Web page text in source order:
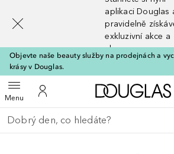
aplikaci Douglas
pravidelně
exkluzivní akce a
slevy
Objevte naše beauty služby na prodejnách a
krásy v Douglas.
MenuOtevřít menuK mému účtu
Vraťte se
Proveďte vyhledávání
[navigation.slideout.screenreader]